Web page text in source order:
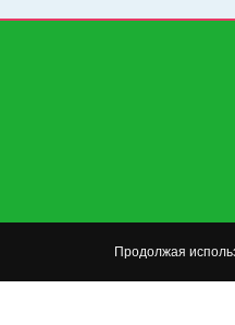
Продолжая